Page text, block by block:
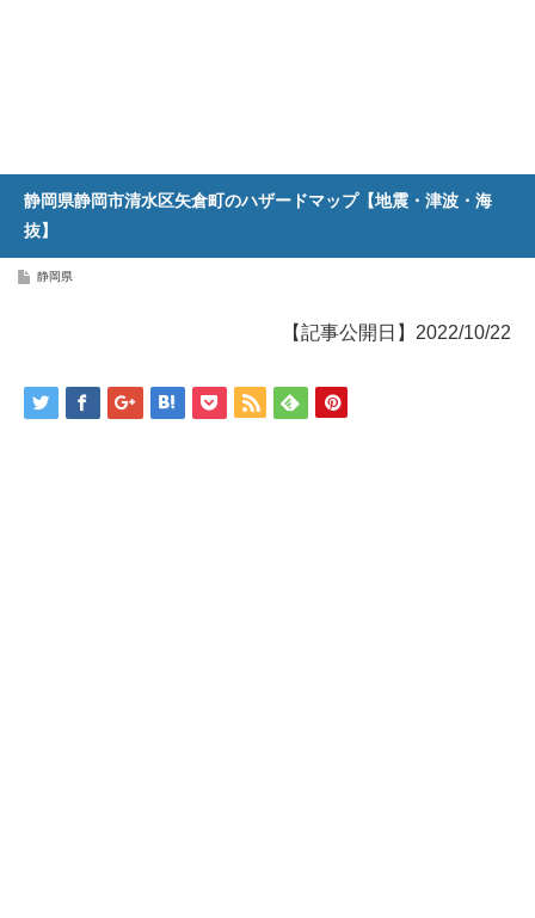
静岡県静岡市清水区矢倉町のハザードマップ【地震・津波・海
抜】
静岡県
【記事公開日】2022/10/22